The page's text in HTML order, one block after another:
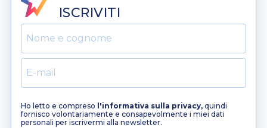
ISCRIVITI
Ho letto e compreso l'informativa sulla privacy, quindi
fornisco volontariamente e consapevolmente i miei dati
personali per iscrivermi alla newsletter.